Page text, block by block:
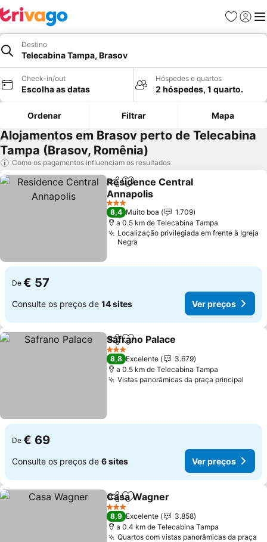
Favoritos
Iniciar
Destino
Telecabina Tampa, Brasov
Check-in/out
Escolha as datas
Hóspedes e quartos
2 hóspedes, 1 quarto.
Ordenar Filtrar Mapa
Alojamentos em Brasov perto de Telecabina
Tampa (Brasov, Romênia)
Como os pagamentos influenciam os resultados
PartilharAdicionar aos favoritos
Residence Central
Annapolis
3 Estrelas
8,4 Muito boa
1.709
a 0.5 km de Telecabina Tampa
Localização privilegiada em frente à Igreja
Negra
De € 57
Consulte os preços de 14 sites Ver preços
PartilharAdicionar aos favoritos
Safrano Palace
3 Estrelas
8,8 Excelente
3.679
a 0.5 km de Telecabina Tampa
Vistas panorâmicas da praça principal
De € 69
Consulte os preços de 6 sites Ver preços
PartilharAdicionar aos favoritos
Casa Wagner
3 Estrelas
8,9 Excelente
3.858
a 0.4 km de Telecabina Tampa
Quartos com vistas panorâmicas da praça